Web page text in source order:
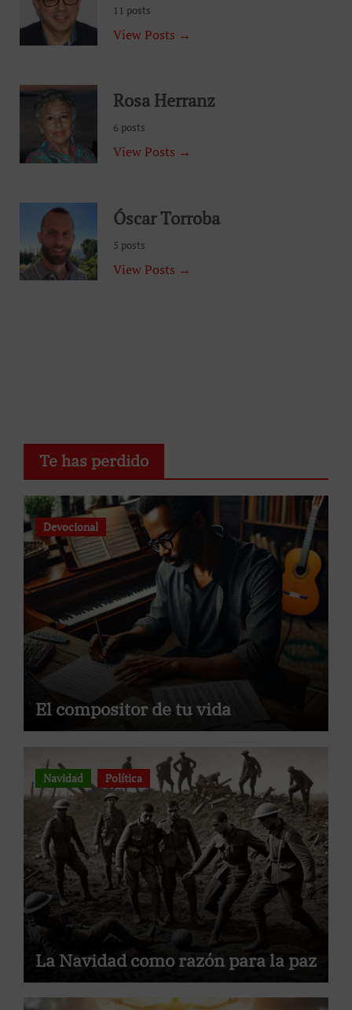
11 posts
View Posts →
Rosa Herranz
6 posts
View Posts →
Óscar Torroba
5 posts
View Posts →
Te has perdido
Devocional
El compositor de tu vida
Navidad Política
La Navidad como razón para la paz